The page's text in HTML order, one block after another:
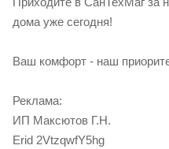
дома уже сегодня!
Ваш комфорт - наш
Реклама:
ИП Максютов Г.Н.
Erid 2VtzqwfY5hg